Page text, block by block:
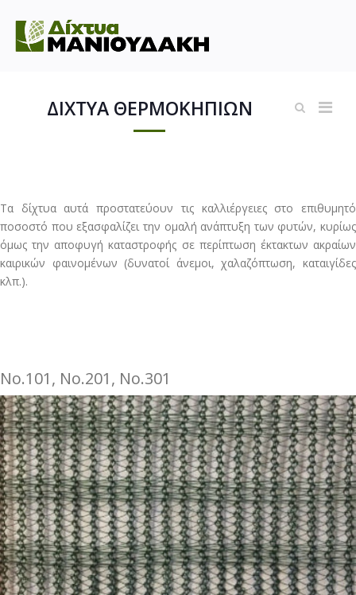
ΔΙΧΤΥΑ ΘΕΡΜΟΚΗΠΙΩΝ
Τα δίχτυα αυτά προστατεύουν τις καλλιέργειες στο επιθυμητό
ποσοστό που εξασφαλίζει την ομαλή ανάπτυξη των φυτών, κυρίως
όμως την αποφυγή καταστροφής σε περίπτωση έκτακτων ακραίων
καιρικών φαινομένων (δυνατοί άνεμοι, χαλαζόπτωση, καταιγίδες
κλπ.).
Νo.101, Νo.201, Νo.301